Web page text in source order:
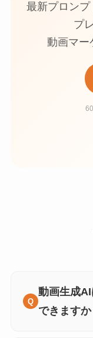
最新プロン
プ
動画マー
動画生成
できますか